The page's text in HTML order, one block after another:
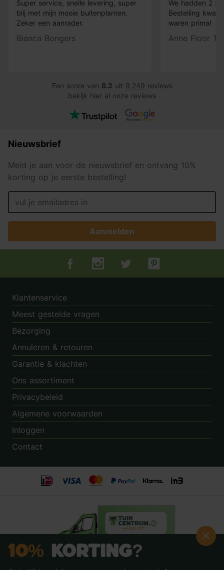
Super service, snelle levering, super
blij met mijn mooie buitenplanten.
Zeker een aanrader.
Bianca Bongers
We hadden 2 x
Bestelling
waren prima!
Anne Floor
Een score van 8.2 uit 9.249 reviews
bekijk hier al onze reviews
Nieuwsbrief
Meld je aan voor de nieuwsbrief en ontvang 10%
korting op je eerste bestelling!
Aanmelden
Tuincentrum.nl op Facebook
Tuincentrum.nl op Instagram
Tuincentrum.nl op Twitter
Tuincentrum.nl op
Klantenservice
Meest gestelde vragen
Bezorging
Annuleren & retouren
Garantie & klachten
Ons assortiment
Privacybeleid
Algemene voorwaarden
Inloggen
Contact
10% Korting?